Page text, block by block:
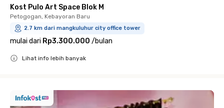
Kost Pulo Art Space Blok M
Petogogan, Kebayoran Baru
2.7 km dari mangkuluhur city office tower
mulai dari Rp3.300.000 /bulan
Lihat info lebih banyak